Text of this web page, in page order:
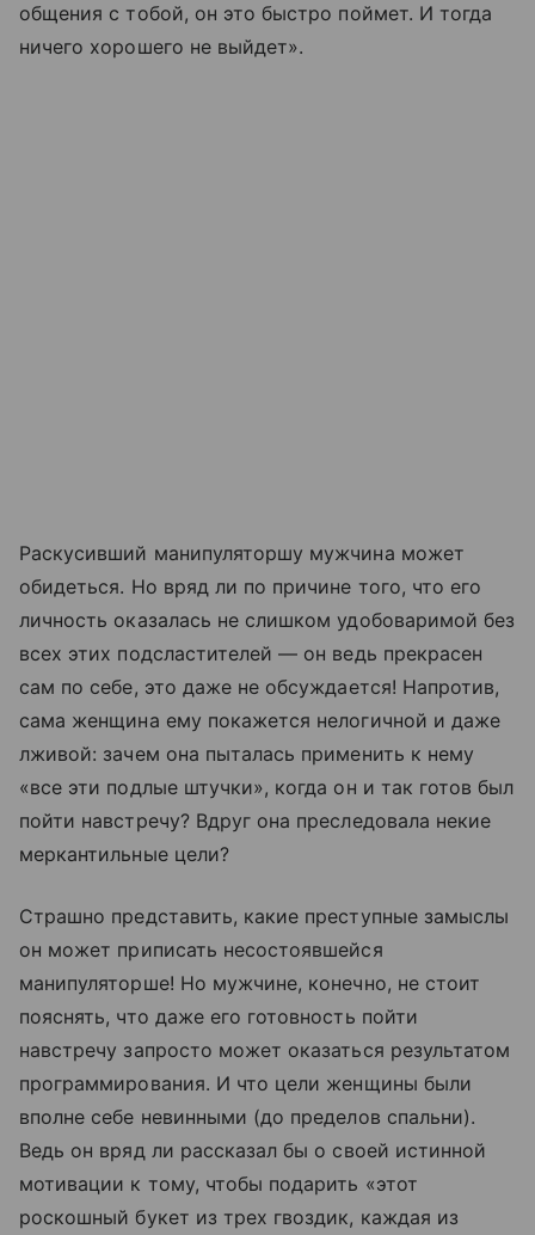
общения с тобой, он это быстро поймет. И тогда
ничего хорошего не выйдет».
Раскусивший манипуляторшу мужчина может
обидеться. Но вряд ли по причине того, что его
личность оказалась не слишком удобоваримой без
всех этих подсластителей — он ведь прекрасен
сам по себе, это даже не обсуждается! Напротив,
сама женщина ему покажется нелогичной и даже
лживой: зачем она пыталась применить к нему
«все эти подлые штучки», когда он и так готов был
пойти навстречу? Вдруг она преследовала некие
меркантильные цели?
Страшно представить, какие преступные замыслы
он может приписать несостоявшейся
манипуляторше! Но мужчине, конечно, не стоит
пояснять, что даже его готовность пойти
навстречу запросто может оказаться результатом
программирования. И что цели женщины были
вполне себе невинными (до пределов спальни).
Ведь он вряд ли рассказал бы о своей истинной
мотивации к тому, чтобы подарить «этот
роскошный букет из трех гвоздик, каждая из